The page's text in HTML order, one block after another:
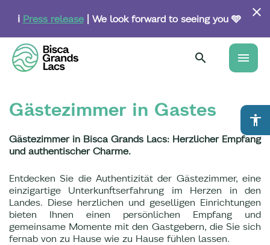
content
ℹ️ Press release| We look forward to seeing you 🩵
menu
accessibility
Gästezimmer in Gastes
Gästezimmer in Bisca Grands Lacs: Herzlicher Empfang
und authentischer Charme.
Entdecken Sie die Authentizität der Gästezimmer, eine
einzigartige Unterkunftserfahrung im Herzen in den
Landes. Diese herzlichen und geselligen Einrichtungen
bieten Ihnen einen persönlichen Empfang und
gemeinsame Momente mit den Gastgebern, die Sie sich
fernab von zu Hause wie zu Hause fühlen lassen.